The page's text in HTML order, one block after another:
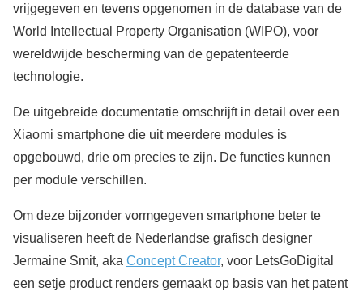
vrijgegeven en tevens opgenomen in de database van de
World Intellectual Property Organisation (WIPO), voor
wereldwijde bescherming van de gepatenteerde
technologie.
De uitgebreide documentatie omschrijft in detail over een
Xiaomi smartphone die uit meerdere modules is
opgebouwd, drie om precies te zijn. De functies kunnen
per module verschillen.
Om deze bijzonder vormgegeven smartphone beter te
visualiseren heeft de Nederlandse grafisch designer
Jermaine Smit, aka Concept Creator, voor LetsGoDigital
een setje product renders gemaakt op basis van het patent